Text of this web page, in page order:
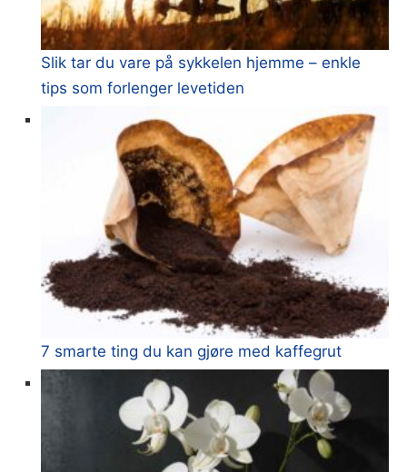
Slik tar du vare på sykkelen hjemme – enkle
tips som forlenger levetiden
7 smarte ting du kan gjøre med kaffegrut